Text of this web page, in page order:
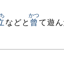
などと 曾
かつ
て遊